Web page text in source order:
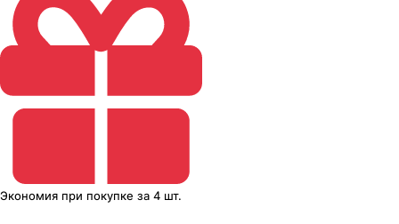
Экономия при покупке за 4 шт.